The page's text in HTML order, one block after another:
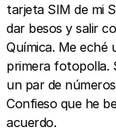
tarjeta SIM de mi
dar besos y salir
Química. Me eché
primera fotopolla.
un par de
Confieso que he
acuerdo.